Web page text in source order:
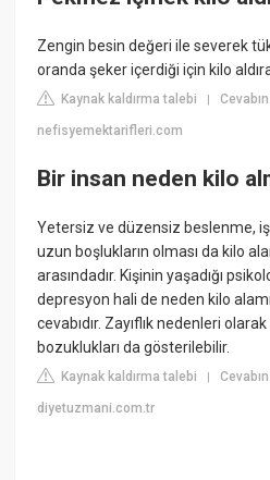
Zengin besin değeri ile severek
oranda şeker içerdiği için kilo
Kaynak kaldırma talebi |
nefisyemektarifleri.com
Bir insan neden kilo
Yetersiz ve düzensiz beslenme,
uzun boşlukların olması da kilo
arasındadır. Kişinin yaşadığı
depresyon hali de neden kilo
cevabıdır. Zayıflık nedenleri
bozuklukları da gösterilebilir.
Kaynak kaldırma talebi |
diyetuzmani.com.tr